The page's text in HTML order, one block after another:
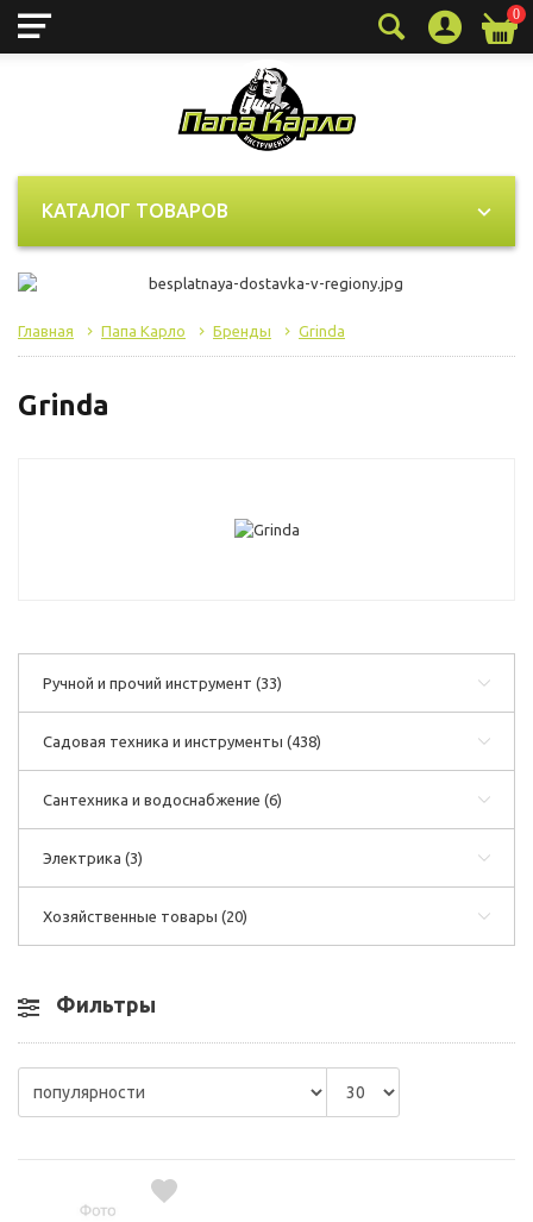
0
КАТАЛОГ ТОВАРОВ
Главная Папа Карло Бренды Grinda
Grinda
Ручной и прочий инструмент (33)
Садовая техника и инструменты (438)
Сантехника и водоснабжение (6)
Электрика (3)
Хозяйственные товары (20)
Фильтры